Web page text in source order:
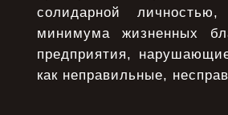
солидарной
минимума жизненных
предприятия,
как неправильные,